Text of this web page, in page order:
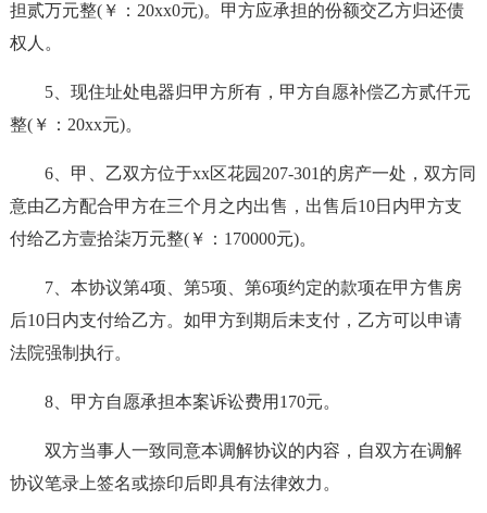
担贰万元整(￥：20xx0元)。甲方应承担的份额交乙方归还债
权人。
5、现住址处电器归甲方所有，甲方自愿补偿乙方贰仟元
整(￥：20xx元)。
6、甲、乙双方位于xx区花园207-301的房产一处，双方同
意由乙方配合甲方在三个月之内出售，出售后10日内甲方支
付给乙方壹拾柒万元整(￥：170000元)。
7、本协议第4项、第5项、第6项约定的款项在甲方售房
后10日内支付给乙方。如甲方到期后未支付，乙方可以申请
法院强制执行。
8、甲方自愿承担本案诉讼费用170元。
双方当事人一致同意本调解协议的内容，自双方在调解
协议笔录上签名或捺印后即具有法律效力。